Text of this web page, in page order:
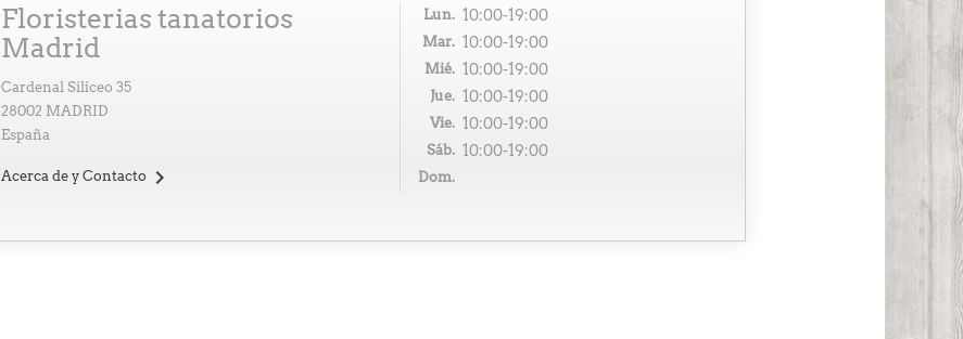
Floristerias tanatorios
Madrid
Cardenal Silíceo 35
28002 MADRID
España
Acerca de y Contacto 
Lun. 10:00-19:00
Mar. 10:00-19:00
Mié. 10:00-19:00
Jue. 10:00-19:00
Vie. 10:00-19:00
Sáb. 10:00-19:00
Dom.